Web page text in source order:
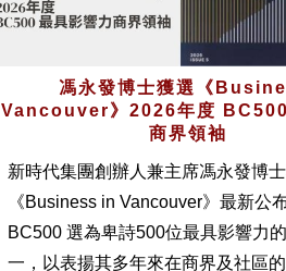
馮永發博士獲選《
Vancouver》2026年度 BC500
商界領袖
新時代集團創辦人兼主席馮永發博
《Business in Vancouver》最新公
BC500 選為卑詩500位最具影響力
一，以表揚其多年來在商界及社區的